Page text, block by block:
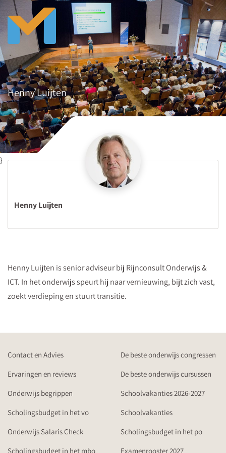
Henny Luijten
}
Henny Luijten
Henny Luijten is senior adviseur bij Rijnconsult Onderwijs &
ICT. In het onderwijs speurt hij naar vernieuwing, bijt zich vast,
zoekt verdieping en stuurt transitie.
Contact en Advies
De beste onderwijs congressen
Ervaringen en reviews
De beste onderwijs cursussen
Onderwijs begrippen
Schoolvakanties 2026-2027
Scholingsbudget in het vo
Schoolvakanties
Onderwijs Salaris Check
Scholingsbudget in het po
Scholingsbudget in het mbo
Examenrooster 2027